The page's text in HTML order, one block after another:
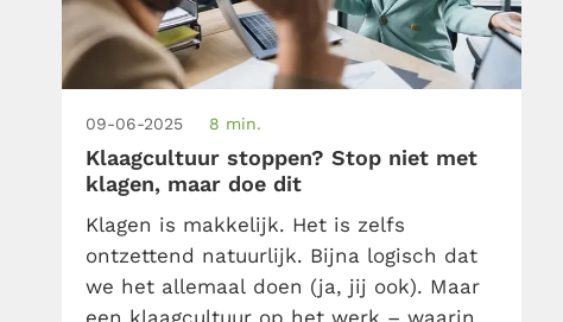
09-06-2025 8 min.
Klaagcultuur stoppen? Stop niet met
klagen, maar doe dit
Klagen is makkelijk. Het is zelfs
ontzettend natuurlijk. Bijna logisch dat
we het allemaal doen (ja, jij ook). Maar
een klaagcultuur op het werk – waarin